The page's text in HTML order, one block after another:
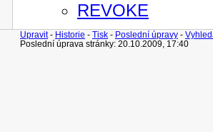
REVOKE
Upravit- Historie - Tisk - Poslední úpravy -
Poslední úprava stránky: 20.10.2009, 17:40